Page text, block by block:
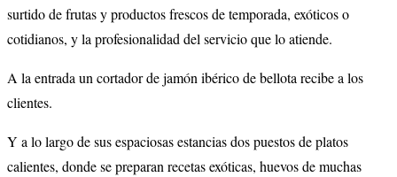
surtido de frutas y productos frescos de temporada, exóticos o
cotidianos, y la profesionalidad del servicio que lo atiende.
A la entrada un cortador de jamón ibérico de bellota recibe a los
clientes.
Y a lo largo de sus espaciosas estancias dos puestos de platos
calientes, donde se preparan recetas exóticas, huevos de muchas